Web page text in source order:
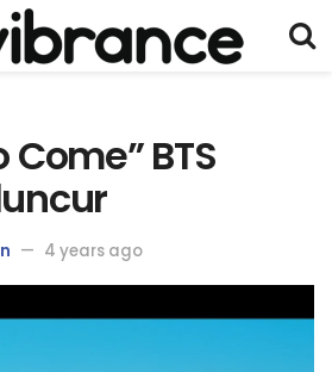
Come” BTS
4 years ago